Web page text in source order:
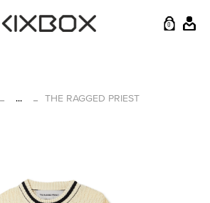
0
... THE RAGGED PRIEST